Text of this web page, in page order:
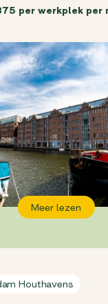
per werkplek per
Meer lezen
Houthavens